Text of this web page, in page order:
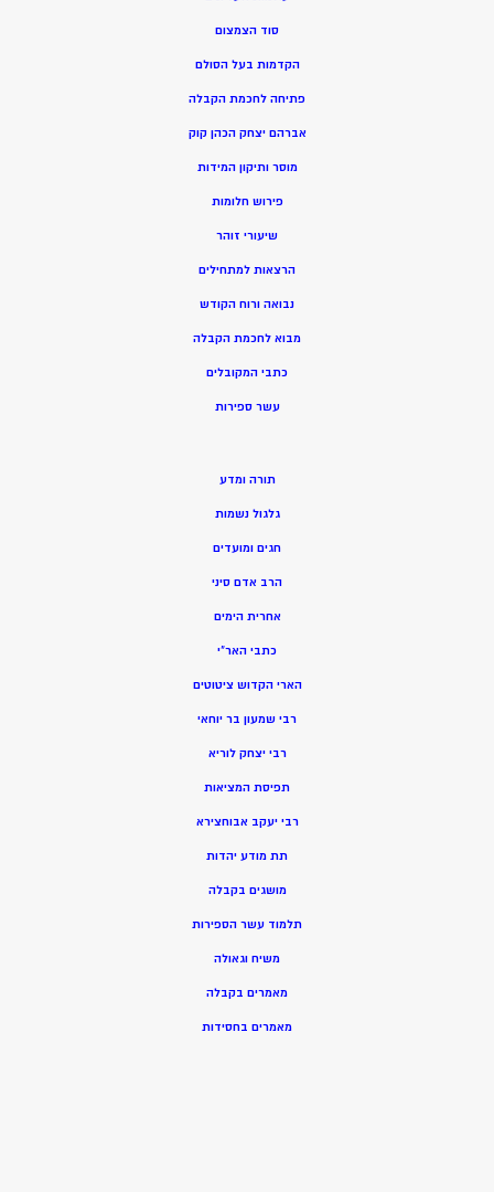
סוד הצמצום
הקדמות בעל הסולם
פתיחה לחכמת הקבלה
אברהם יצחק הכהן קוק
מוסר ותיקון המידות
פירוש חלומות
שיעורי זוהר
הרצאות למתחילים
נבואה ורוח הקודש
מבוא לחכמת הקבלה
כתבי המקובלים
עשר ספירות
תורה ומדע
גלגול נשמות
חגים ומועדים
הרב אדם סיני
אחרית הימים
כתבי האר”י
הארי הקדוש ציטוטים
רבי שמעון בר יוחאי
רבי יצחק לוריא
תפיסת המציאות
רבי יעקב אבוחצירא
תת מודע יהדות
מושגים בקבלה
תלמוד עשר הספירות
משיח וגאולה
מאמרים בקבלה
מאמרים בחסידות